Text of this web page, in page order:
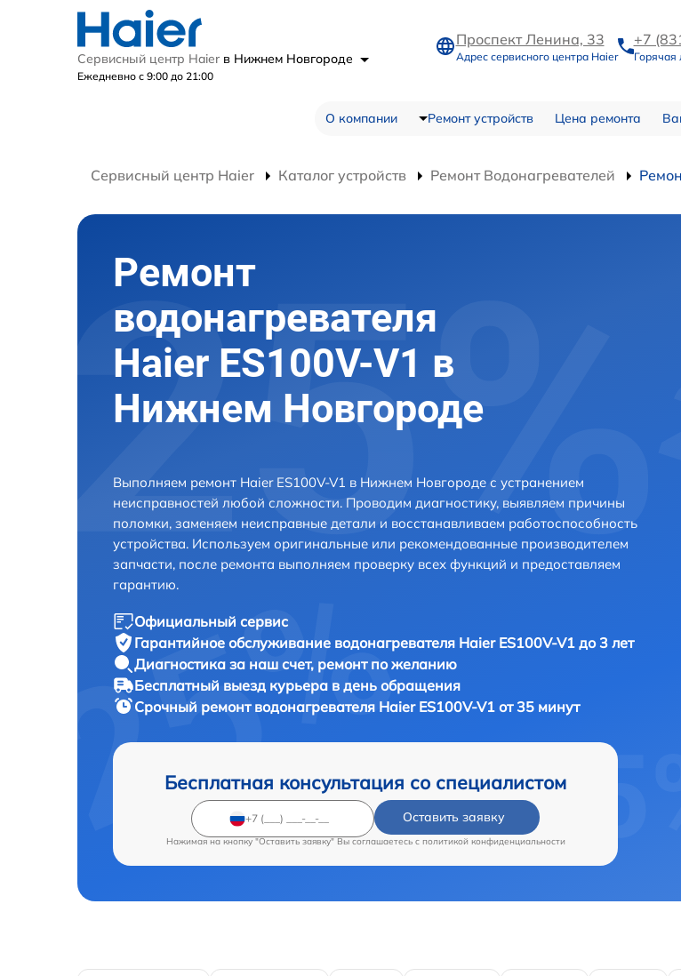
Сервисный центр Haier в Нижнем Новгороде
Ежедневно с 9:00 до 21:00
Проспект Ленина, 33
Адрес сервисного центра Haier
+7
Горячая
О компании Ремонт устройств Цена ремонта
Сервисный центр Haier Каталог устройств Ремонт Водонагревателей
Ремонт
водонагревателя
Haier ES100V-V1 в
Нижнем Новгороде
Выполняем ремонт Haier ES100V-V1 в Нижнем Новгороде с устранением
неисправностей любой сложности. Проводим диагностику, выявляем причины
поломки, заменяем неисправные детали и восстанавливаем работоспособность
устройства. Используем оригинальные или рекомендованные производителем
запчасти, после ремонта выполняем проверку всех функций и предоставляем
гарантию.
Официальный сервис
Гарантийное обслуживание водонагревателя Haier ES100V-V1 до 3 лет
Диагностика за наш счет, ремонт по желанию
Бесплатный выезд курьера в день обращения
Срочный ремонт водонагревателя Haier ES100V-V1 от 35 минут
Бесплатная консультация со специалистом
Оставить заявку
Нажимая на кнопку "Оставить заявку" Вы соглашаетесь c политикой конфиденциальности